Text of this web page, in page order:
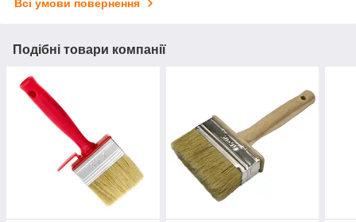
Всі умови повернення
Подібні товари компанії